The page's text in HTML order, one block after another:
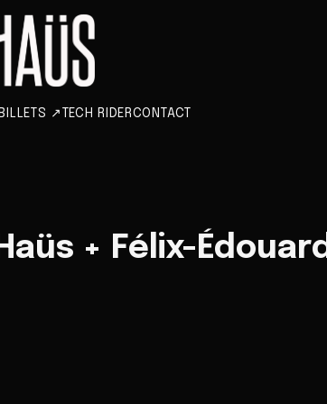
BILLETS ↗ TECH RIDERCONTACT
+ Félix-Édouard